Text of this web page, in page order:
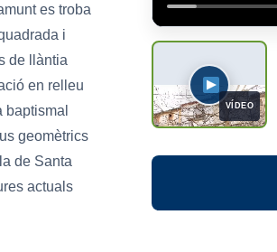
es troba
i
de llàntia
en relleu
baptismal
geomètrics
de Santa
actuals
VÍDEO